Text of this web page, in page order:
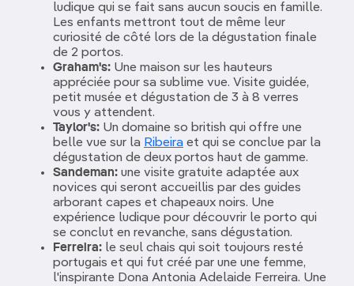
ludique qui se fait sans aucun soucis en famille.
Les enfants mettront tout de même leur
curiosité de côté lors de la dégustation finale
de 2 portos.
Graham's: Une maison sur les hauteurs
appréciée pour sa sublime vue. Visite guidée,
petit musée et dégustation de 3 à 8 verres
vous y attendent.
Taylor's: Un domaine so british qui offre une
belle vue sur la Ribeira et qui se conclue par la
dégustation de deux portos haut de gamme.
Sandeman: une visite gratuite adaptée aux
novices qui seront accueillis par des guides
arborant capes et chapeaux noirs. Une
expérience ludique pour découvrir le porto qui
se conclut en revanche, sans dégustation.
Ferreira: le seul chais qui soit toujours resté
portugais et qui fut créé par une une femme,
l'inspirante Dona Antonia Adelaide Ferreira. Une